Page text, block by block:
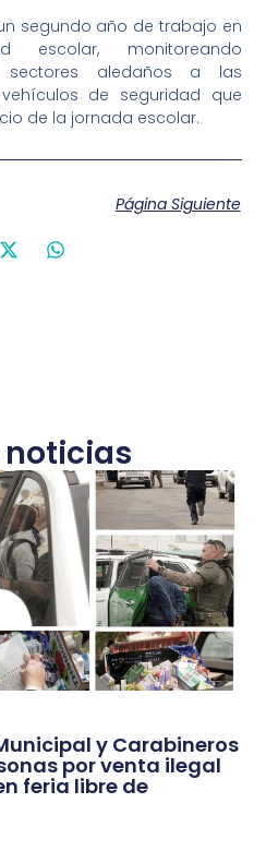
segundo año de trabajo en
escolar, monitoreando
sectores aledaños a las
de seguridad que
de la jornada escolar.
Página Siguiente
noticias
y Carabineros
por venta ilegal
feria libre de